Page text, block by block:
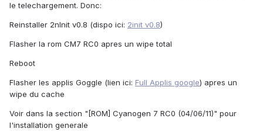
le telechargement. Donc:
Reinstaller 2nInit v0.8 (dispo ici: 2init v0.8)
Flasher la rom CM7 RC0 apres un wipe total
Reboot
Flasher les applis Goggle (lien ici: Full Applis google) apres un
wipe du cache
Voir dans la section "[ROM] Cyanogen 7 RC0 (04/06/11)" pour
l'installation generale